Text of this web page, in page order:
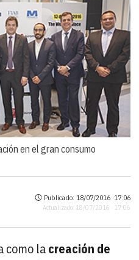
en el gran consumo
Publicado: 18/07/2016 ·17:06
Actualizado: 18/07/2016 · 17:06
como lacreación de